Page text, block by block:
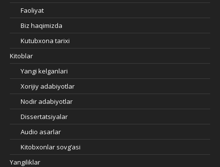
Faoliyat
Biz haqimizda
Kutubxona tarixi
Kitoblar
Yangi kelganlari
Xorijiy adabiyotlar
Nodir adabiyotlar
Dissertatsiyalar
Audio asarlar
Kitobxonlar sovg’asi
Yangiliklar